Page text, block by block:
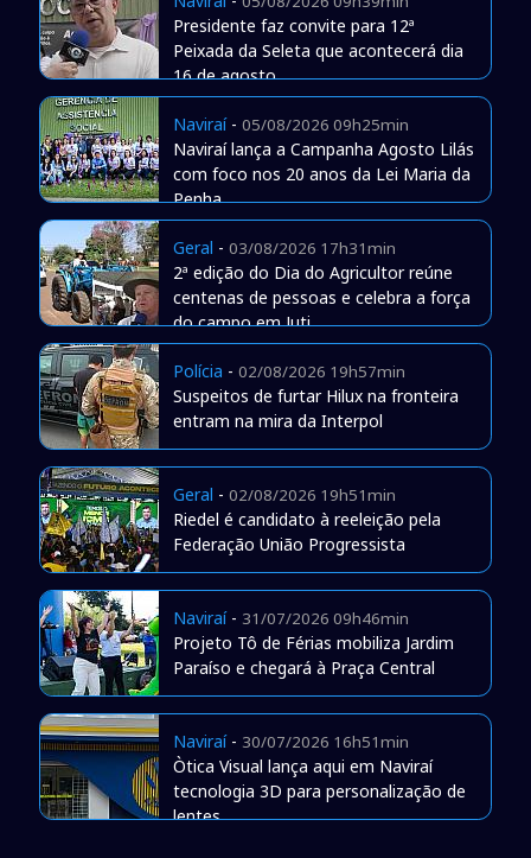
Presidente faz convite para 12ª
Peixada da Seleta que acontecerá dia
16 de agosto
Naviraí- 05/08/2026 09h25min
Naviraí lança a Campanha Agosto Lilás
com foco nos 20 anos da Lei Maria da
Penha
Geral - 03/08/2026 17h31min
2ª edição do Dia do Agricultor reúne
centenas de pessoas e celebra a força
do campo em Juti
Polícia - 02/08/2026 19h57min
Suspeitos de furtar Hilux na fronteira
entram na mira da Interpol
Geral - 02/08/2026 19h51min
Riedel é candidato à reeleição pela
Federação União Progressista
Naviraí- 31/07/2026 09h46min
Projeto Tô de Férias mobiliza Jardim
Paraíso e chegará à Praça Central
Naviraí- 30/07/2026 16h51min
Òtica Visual lança aqui em Naviraí
tecnologia 3D para personalização de
lentes